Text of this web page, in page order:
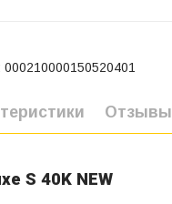
Отзывы
S 40K NEW